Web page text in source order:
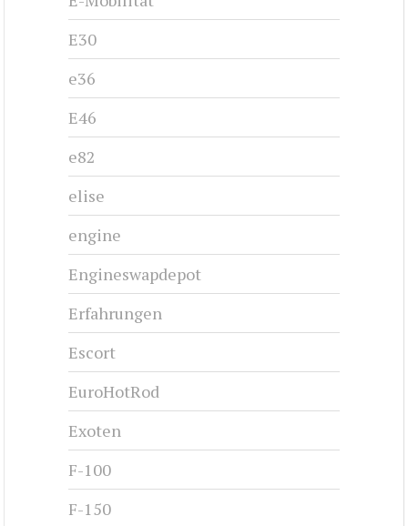
E30
e36
E46
e82
elise
engine
Engineswapdepot
Erfahrungen
Escort
EuroHotRod
Exoten
F-100
F-150